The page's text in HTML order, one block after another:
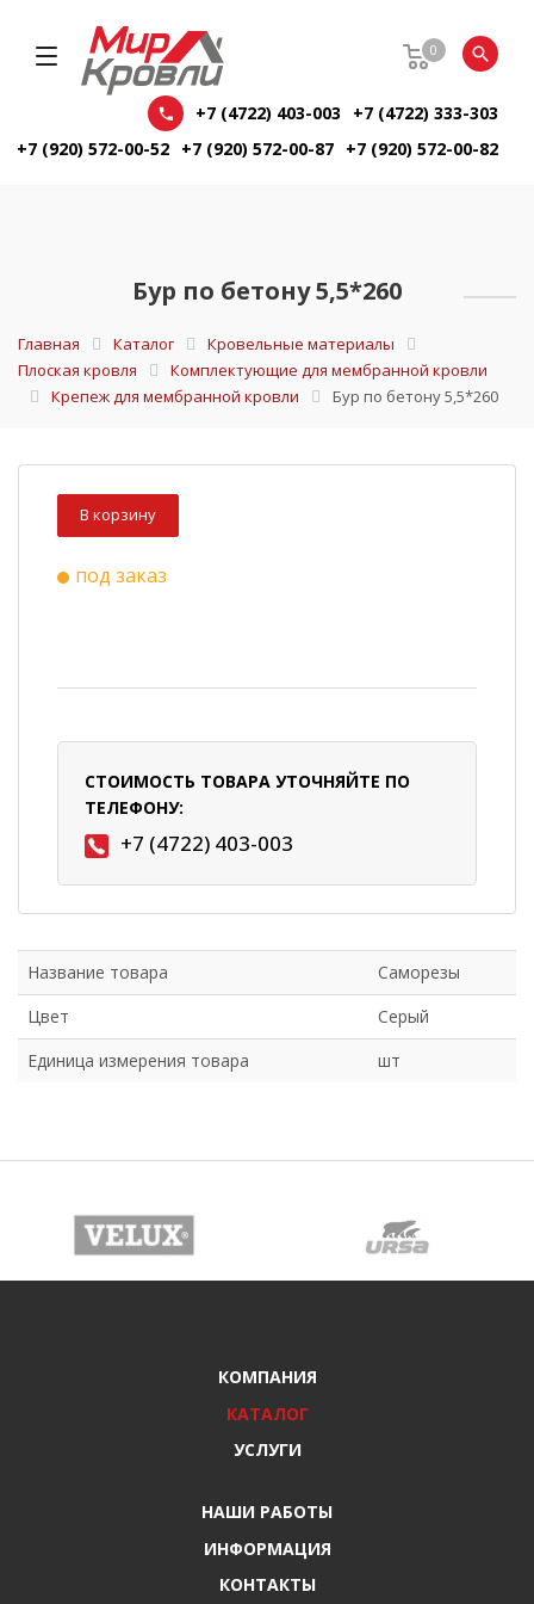
0
+7 (4722) 403-003
+7 (4722) 333-303
+7 (920) 572-00-52 +7 (920) 572-00-87 +7 (920) 572-00-82
Бур по бетону 5,5*260
Главная Каталог
Кровельные материалы
Плоская кровля
Комплектующие для мембранной кровли
Крепеж для мембранной кровли
Бур по бетону 5,5*260
В корзину
под заказ
СТОИМОСТЬ ТОВАРА УТОЧНЯЙТЕ ПО
ТЕЛЕФОНУ:
+7 (4722) 403-003
Название товара
Саморезы
Цвет
Серый
Единица измерения товара
шт
КОМПАНИЯ
КАТАЛОГ
УСЛУГИ
НАШИ РАБОТЫ
ИНФОРМАЦИЯ
КОНТАКТЫ